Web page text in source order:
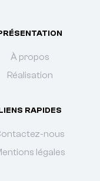
À propos
Réalisation
RAPIDES
nous
légales